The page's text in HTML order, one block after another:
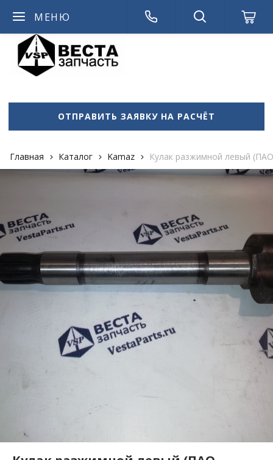
МЕНЮ
ОТПРАВИТЬ ЗАЯВКУ НА РАСЧЁТ
Главная Каталог Kamaz Кулак разжимной левый